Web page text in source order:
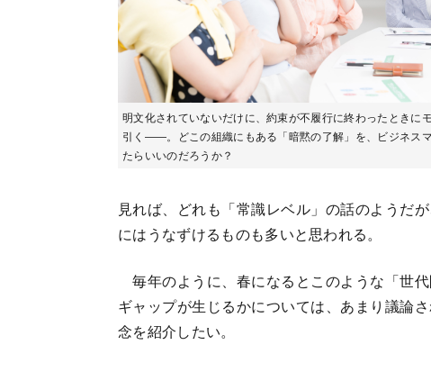
明文化されていないだけに、約束が不履行に終わったときに
引く――。どこの組織にもある「暗黙の了解」を、ビジネス
たらいいのだろうか？
見れば、どれも「常識レベル」の話のようだ
にはうなずけるものも多いと思われる。
毎年のように、春になるとこのような「世
ギャップが生じるかについては、あまり議論
念を紹介したい。